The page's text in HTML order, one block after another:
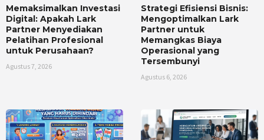
Memaksimalkan Investasi
Digital: Apakah Lark
Partner Menyediakan
Pelatihan Profesional
untuk Perusahaan?
Agustus 7, 2026
Strategi Efisiensi Bisnis:
Mengoptimalkan Lark
Partner untuk
Memangkas Biaya
Operasional yang
Tersembunyi
Agustus 6, 2026